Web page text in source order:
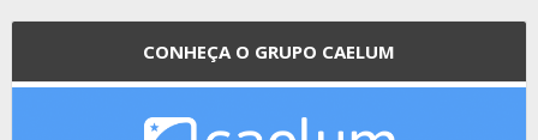
CONHEÇA O GRUPO CAELUM